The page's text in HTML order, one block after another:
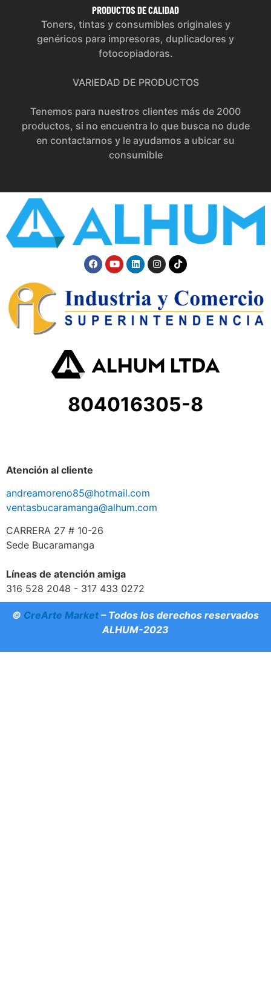
PRODUCTOS DE CALIDAD
Toners, tintas y consumibles originales y
genéricos para impresoras, duplicadores y
fotocopiadoras.
VARIEDAD DE PRODUCTOS
Tenemos para nuestros clientes más de 2000
productos, si no encuentra lo que busca no dude
en contactarnos y le ayudamos a ubicar su
consumible
804016305-8
Atención al cliente
andreamoreno85@hotmail.com
ventasbucaramanga@alhum.com
CARRERA 27 # 10-26
Sede Bucaramanga
Líneas de atención amiga
316 528 2048 - 317 433 0272
© CreArte Market – Todos los derechos reservados
ALHUM-2023